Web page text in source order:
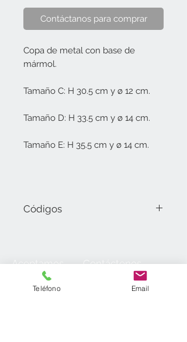
Contáctanos para comprar
Copa de metal con base de
mármol.
Tamaño C: H 30.5 cm y ø 12 cm.
Tamaño D: H 33.5 cm y ø 14 cm.
Tamaño E: H 35.5 cm y ø 14 cm.
Códigos
Aceptamos Contáctenos
7098 4800
55 7098 2152
Teléfono Email